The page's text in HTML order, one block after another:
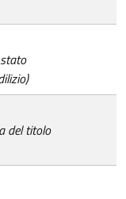
del titolo